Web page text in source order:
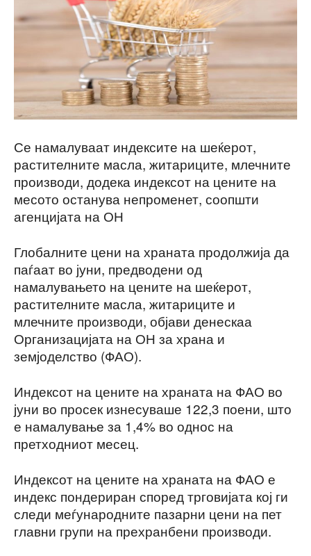
Се намалуваат индексите на шеќерот,
растителните масла, житариците, млечните
производи, додека индексот на цените на
месото останува непроменет, соопшти
агенцијата на ОН
Глобалните цени на храната продолжија да
паѓаат во јуни, предводени од
намалувањето на цените на шеќерот,
растителните масла, житариците и
млечните производи, објави денескаа
Организацијата на ОН за храна и
земјоделство (ФАО).
Индексот на цените на храната на ФАО во
јуни во просек изнесуваше 122,3 поени, што
е намалување за 1,4% во однос на
претходниот месец.
Индексот на цените на храната на ФАО е
индекс пондериран според трговијата кој ги
следи меѓународните пазарни цени на пет
главни групи на прехранбени производи.